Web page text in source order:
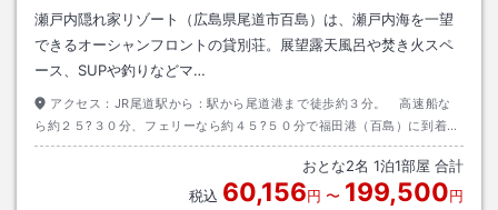
瀬戸内隠れ家リゾート（広島県尾道市百島）は、瀬戸内海を一望
できるオーシャンフロントの貸別荘。展望露天風呂や焚き火スペ
ース、SUPや釣りなどマ…
アクセス： JR尾道駅から：駅から尾道港まで徒歩約３分。 高速船な
ら約２５?３０分、フェリーなら約４５?５０分で福田港（百島）に到着し
ます。 車で歌港から：歌港からフェリーで約３０分。 車で常石港か
おとな2名 1泊1部屋 合計
税込 60,156円 〜 199,500円